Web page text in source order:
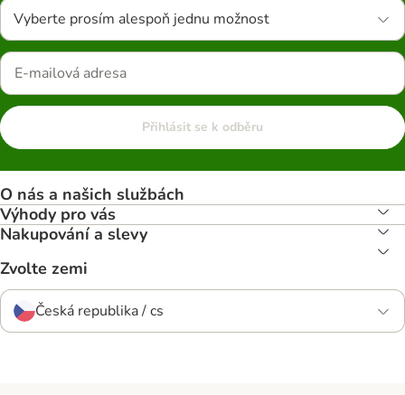
Vyberte prosím alespoň jednu možnost
Přihlásit se k odběru
O nás a našich službách
Výhody pro vás
Nakupování a slevy
Zvolte zemi
Česká republika / cs